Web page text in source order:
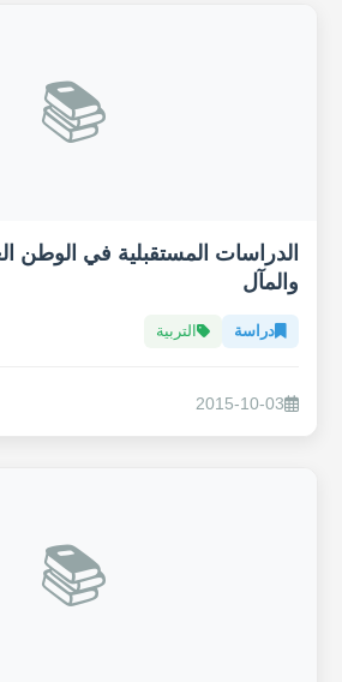
📚
الدراسات المستقبلية في الوطن
والمآل
دراسة التربية
2015-10-03
📚